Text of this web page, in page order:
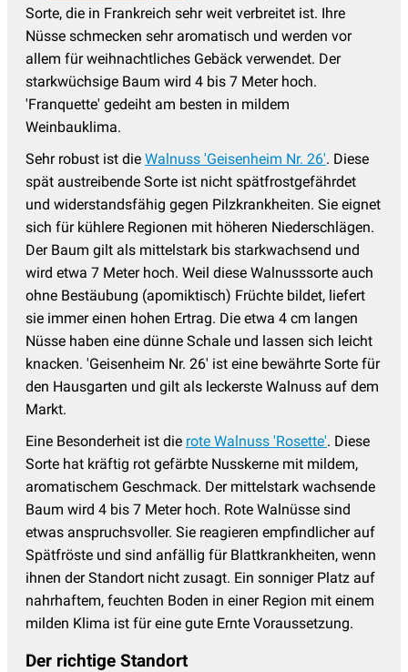
Sorte, die in Frankreich sehr weit verbreitet ist. Ihre
Nüsse schmecken sehr aromatisch und werden vor
allem für weihnachtliches Gebäck verwendet. Der
starkwüchsige Baum wird 4 bis 7 Meter hoch.
'Franquette' gedeiht am besten in mildem
Weinbauklima.
Sehr robust ist die Walnuss 'Geisenheim Nr. 26'. Diese
spät austreibende Sorte ist nicht spätfrostgefährdet
und widerstandsfähig gegen Pilzkrankheiten. Sie eignet
sich für kühlere Regionen mit höheren Niederschlägen.
Der Baum gilt als mittelstark bis starkwachsend und
wird etwa 7 Meter hoch. Weil diese Walnusssorte auch
ohne Bestäubung (apomiktisch) Früchte bildet, liefert
sie immer einen hohen Ertrag. Die etwa 4 cm langen
Nüsse haben eine dünne Schale und lassen sich leicht
knacken. 'Geisenheim Nr. 26' ist eine bewährte Sorte für
den Hausgarten und gilt als leckerste Walnuss auf dem
Markt.
Eine Besonderheit ist die rote Walnuss 'Rosette'. Diese
Sorte hat kräftig rot gefärbte Nusskerne mit mildem,
aromatischem Geschmack. Der mittelstark wachsende
Baum wird 4 bis 7 Meter hoch. Rote Walnüsse sind
etwas anspruchsvoller. Sie reagieren empfindlicher auf
Spätfröste und sind anfällig für Blattkrankheiten, wenn
ihnen der Standort nicht zusagt. Ein sonniger Platz auf
nahrhaftem, feuchten Boden in einer Region mit einem
milden Klima ist für eine gute Ernte Voraussetzung.
Der richtige Standort